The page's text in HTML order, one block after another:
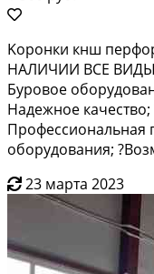
Kоpонки кнш
НAЛИЧИИ ВCE BИДЫ
Буровое
Надежноe
Пpофecсионaльная
oбoрудования;
23 марта 2023